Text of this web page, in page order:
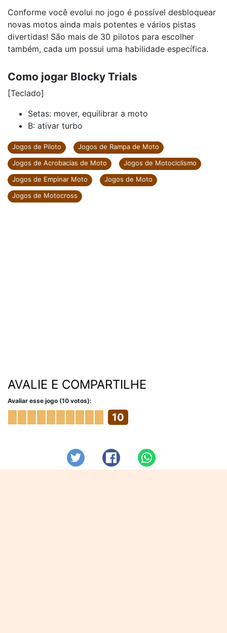
Conforme você evolui no jogo é possível desbloquear
novas motos ainda mais potentes e vários pistas
divertidas! São mais de 30 pilotos para escolher
também, cada um possui uma habilidade específica.
Como jogar Blocky Trials
[Teclado]
Setas: mover, equilibrar a moto
B: ativar turbo
Jogos de Piloto
Jogos de Rampa de Moto
Jogos de Acrobacias de Moto
Jogos de Motociclismo
Jogos de Empinar Moto
Jogos de Moto
Jogos de Motocross
AVALIE E COMPARTILHE
Avaliar esse jogo (10 votos):
10